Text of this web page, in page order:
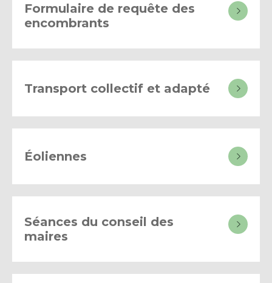
Formulaire de requête des
encombrants
Transport collectif et adapté
Éoliennes
Séances du conseil des
maires